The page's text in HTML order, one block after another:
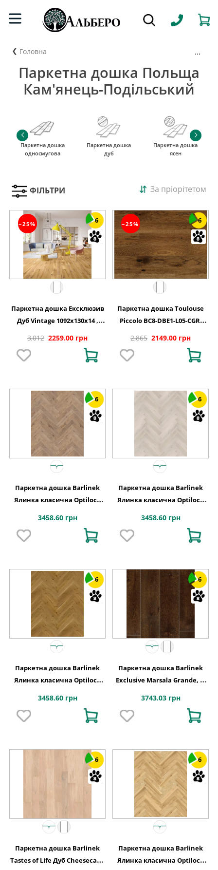
Головна ...
Паркетна дошка Польща
Кам'янець-Подільський
Паркетна дошка
односмугова
Паркетна дошка
дуб
Паркетна дошка
ясен
ФІЛЬТРИ За пріорітетом
−25% 6
Паркетна дошка Ексклюзив
Дуб Vintage 1092x130x14 ,
3,012 2259.00 грн
−25% 6
Паркетна дошка Toulouse
Piccolo BC8-DBE1-L05-CGR-
2,865 2149.00 грн
6
Паркетна дошка Barlinek
Ялинка класична Optilock
1WC000002
3458.60 грн
6
Паркетна дошка Barlinek
Ялинка класична Optilock
1WC000001
3458.60 грн
6
Паркетна дошка Barlinek
Ялинка класична Optilock
1WC000003
3458.60 грн
6
Паркетна дошка Barlinek
Exclusive Marsala Grande, 1-
3743.03 грн
6
Паркетна дошка Barlinek
Tastes of Life Дуб Cheesecake
6
Паркетна дошка Barlinek
Ялинка класична Optilock